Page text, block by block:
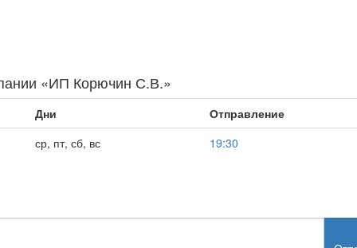
«ИП Корючин С.В.»
Дни
Отправление
ср, пт, сб, вс
19:30